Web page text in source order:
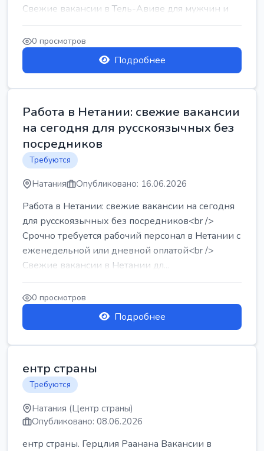
Свежие вакансии в Тель-Авиве для мужчин и
женщин от хозя...
0 просмотров
Подробнее
Работа в Нетании: свежие вакансии
на сегодня для русскоязычных без
посредников
Требуются
Натания Опубликовано: 16.06.2026
Работа в Нетании: свежие вакансии на сегодня
для русскоязычных без посредников<br />
Срочно требуется рабочий персонал в Нетании с
еженедельной или дневной оплатой<br />
Свежие вакансии в Нетании дл...
0 просмотров
Подробнее
ентр страны
Требуются
Натания (Центр страны)
Опубликовано: 08.06.2026
ентр страны. Герцлия Раанана Вакансии в